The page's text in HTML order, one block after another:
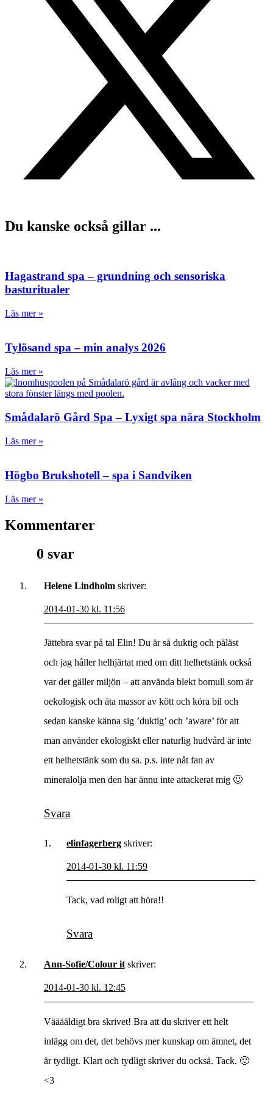
Du kanske också gillar ...
Hagastrand spa – grundning och sensoriska
basturitualer
Läs mer »
Tylösand spa – min analys 2026
Läs mer »
Smådalarö Gård Spa – Lyxigt spa nära Stockholm
Läs mer »
Högbo Brukshotell – spa i Sandviken
Läs mer »
Kommentarer
0 svar
Helene Lindholm skriver:
2014-01-30 kl. 11:56
Jättebra svar på tal Elin! Du är så duktig och påläst
och jag håller helhjärtat med om ditt helhetstänk också
var det gäller miljön – att använda blekt bomull som är
oekologisk och äta massor av kött och köra bil och
sedan kanske känna sig ’duktig’ och ’aware’ för att
man använder ekologiskt eller naturlig hudvård är inte
ett helhetstänk som du sa. p.s. inte nåt fan av
mineralolja men den har ännu inte attackerat mig 🙂
Svara
elinfagerberg skriver:
2014-01-30 kl. 11:59
Tack, vad roligt att höra!!
Svara
Ann-Sofie/Colour it skriver:
2014-01-30 kl. 12:45
Vääääldigt bra skrivet! Bra att du skriver ett helt
inlägg om det, det behövs mer kunskap om ämnet, det
är tydligt. Klart och tydligt skriver du också. Tack. 🙂
<3